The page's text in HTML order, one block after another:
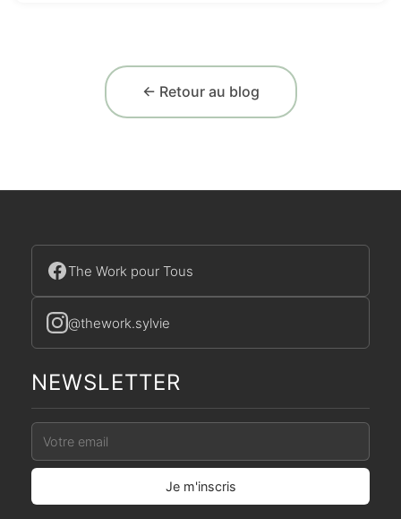
← Retour au blog
The Work pour Tous
@thework.sylvie
NEWSLETTER